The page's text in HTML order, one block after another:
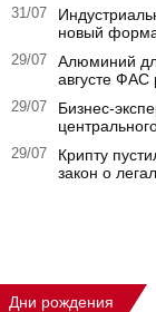
31/07
новый
29/07
Алюминий
августе
29/07
Бизнес-
29/07
Крипту
закон о
Дни рождения